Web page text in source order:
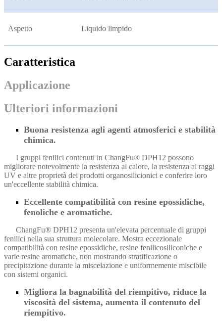
Aspetto Liquido limpido
Caratteristica
Applicazione
Ulteriori informazioni
Buona resistenza agli agenti atmosferici e stabilità
chimica.
I gruppi fenilici contenuti in ChangFu® DPH12 possono
migliorare notevolmente la resistenza al calore, la resistenza ai raggi
UV e altre proprietà dei prodotti organosilicionici e conferire loro
un'eccellente stabilità chimica.
Eccellente compatibilità con resine epossidiche,
fenoliche e aromatiche.
ChangFu® DPH12 presenta un'elevata percentuale di gruppi
fenilici nella sua struttura molecolare. Mostra eccezionale
compatibilità con resine epossidiche, resine fenilicosiliconiche e
varie resine aromatiche, non mostrando stratificazione o
precipitazione durante la miscelazione e uniformemente miscibile
con sistemi organici.
Migliora la bagnabilità del riempitivo, riduce la
viscosità del sistema, aumenta il contenuto del
riempitivo.